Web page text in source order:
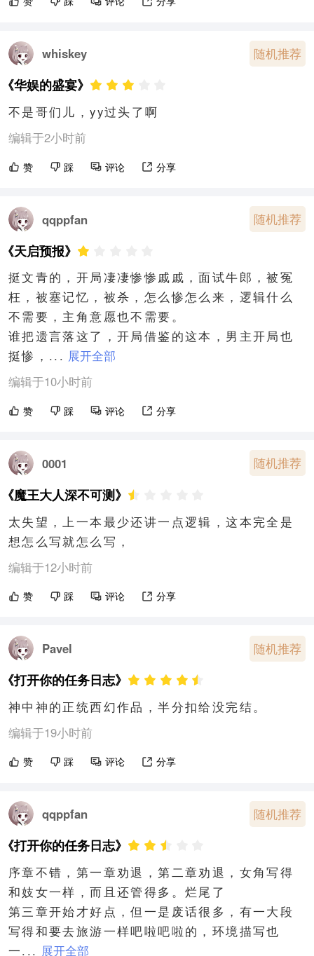
whiskey 随机推荐
《华娱的盛宴》
不是哥们儿，yy过头了啊
编辑于2小时前
赞 踩 评论 分享
qqppfan 随机推荐
《天启预报》
挺文青的，开局凄凄惨惨戚戚，面试牛郎，被冤
枉，被塞记忆，被杀，怎么惨怎么来，逻辑什么
不需要，主角意愿也不需要。
谁把遗言落这了，开局借鉴的这本，男主开局也
挺惨，... 展开全部
编辑于10小时前
赞 踩 评论 分享
0001 随机推荐
《魔王大人深不可测》
太失望，上一本最少还讲一点逻辑，这本完全是
想怎么写就怎么写，
编辑于12小时前
赞 踩 评论 分享
Pavel 随机推荐
《打开你的任务日志》
神中神的正统西幻作品，半分扣给没完结。
编辑于19小时前
赞 踩 评论 分享
qqppfan 随机推荐
《打开你的任务日志》
序章不错，第一章劝退，第二章劝退，女角写得
和妓女一样，而且还管得多。烂尾了
第三章开始才好点，但一是废话很多，有一大段
写得和要去旅游一样吧啦吧啦的，环境描写也
一... 展开全部